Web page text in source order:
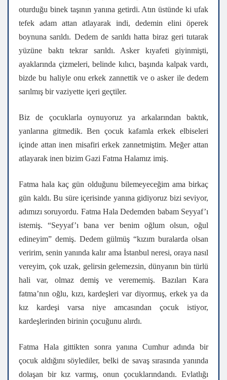
oturduğu binek taşının yanına getirdi. Atın üstünde ki ufak
tefek adam attan atlayarak indi, dedemin elini öperek
boynuna sarıldı. Dedem de sarıldı hatta biraz geri tutarak
yüzüne baktı tekrar sarıldı. Asker kıyafeti giyinmişti,
ayaklarında çizmeleri, belinde kılıcı, başında kalpak vardı,
bizde bu haliyle onu erkek zannettik ve o asker ile dedem
sarılmış bir vaziyette içeri geçtiler.
Biz de çocuklarla oynuyoruz ya arkalarından baktık,
yanlarına gitmedik. Ben çocuk kafamla erkek elbiseleri
içinde attan inen misafiri erkek zannetmiştim. Meğer attan
atlayarak inen bizim Gazi Fatma Halamız imiş.
Fatma hala kaç gün olduğunu bilemeyeceğim ama birkaç
gün kaldı. Bu süre içerisinde yanına gidiyoruz bizi seviyor,
adımızı soruyordu. Fatma Hala Dedemden babam Seyyaf’ı
istemiş. “Seyyaf’ı bana ver benim oğlum olsun, oğul
edineyim” demiş. Dedem gülmüş “kızım buralarda olsan
veririm, senin yanında kalır ama İstanbul neresi, oraya nasıl
vereyim, çok uzak, gelirsin gelemezsin, dünyanın bin türlü
hali var, olmaz demiş ve verememiş. Bazıları Kara
fatma’nın oğlu, kızı, kardeşleri var diyormuş, erkek ya da
kız kardeşi varsa niye amcasından çocuk istiyor,
kardeşlerinden birinin çocuğunu alırdı.
Fatma Hala gittikten sonra yanına Cumhur adında bir
çocuk aldığını söylediler, belki de savaş sırasında yanında
dolaşan bir kız varmış, onun çocuklarındandı. Evlatlığı